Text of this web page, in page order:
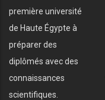
première université
de Haute Égypte à
préparer des
diplômés avec des
connaissances
scientifiques.